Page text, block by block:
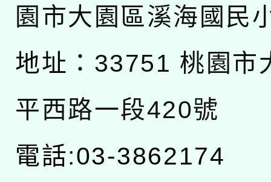
園市大園區溪海國民
地址： 33751 桃園市
平西路一段420號
電話:03-3862174